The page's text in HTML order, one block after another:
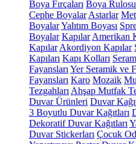
Boya Fırçaları Boya Rulosu
Cephe Boyalar Astarlar
BoyalarYalıtım Boyası
Boyalar Kapılar Amerikan
Kapılar Akordiyon Kapılar
Kapıları Kapı Kolları
Fayansları Yer Seramik ve
Fayansları Karo Mozaik
Tezgahları Ahşap Mutfak
Duvar Ürünleri Duvar
3 Boyutlu Duvar Kağıtları
Dekoratif Duvar Kağıtları
Duvar Stickerları Çocuk